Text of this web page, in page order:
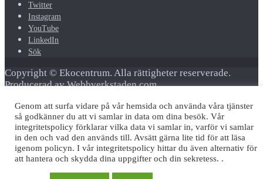
Twitter
Instagram
YouTube
LinkedIn
Sök
Copyright © Ekocentrum. Alla rättigheter reserverade.
Producerad avWebbverkstaden.com
Genom att surfa vidare på vår hemsida och använda våra tjänster
så godkänner du att vi samlar in data om dina besök. Vår
integritetspolicy förklarar vilka data vi samlar in, varför vi samlar
in den och vad den används till. Avsätt gärna lite tid för att läsa
igenom policyn. I vår integritetspolicy hittar du även alternativ för
att hantera och skydda dina uppgifter och din sekretess. .